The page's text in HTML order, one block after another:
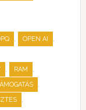
, OPEN AI ,
, RAM ,
,
,